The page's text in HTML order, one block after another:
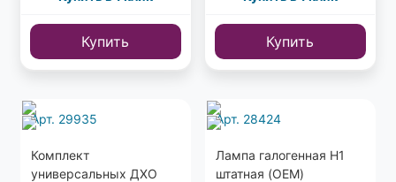
Купить Купить
Арт. 29935
Комплект
универсальных ДХО
Арт. 28424
Лампа галогенная H1
штатная (OEM)